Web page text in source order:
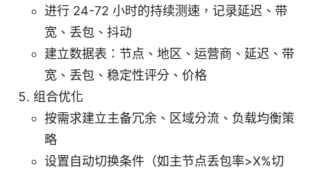
进行 24-72 小时的持续测速，记录延迟、带
宽、丢包、抖动
建立数据表：节点、地区、运营商、延迟、带
宽、丢包、稳定性评分、价格
组合优化
按需求建立主备冗余、区域分流、负载均衡策
略
设置自动切换条件（如主节点丢包率>X%切